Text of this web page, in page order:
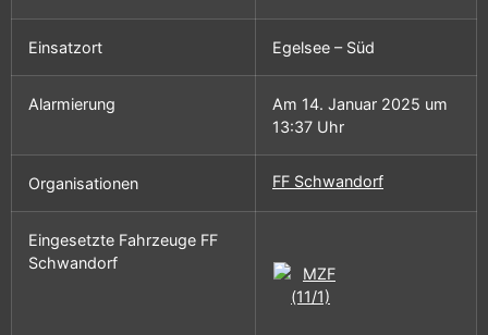
Einsatzort Egelsee – Süd
Alarmierung
Am 14. Januar 2025 um
13:37 Uhr
Organisationen FF Schwandorf
Eingesetzte Fahrzeuge FF
Schwandorf